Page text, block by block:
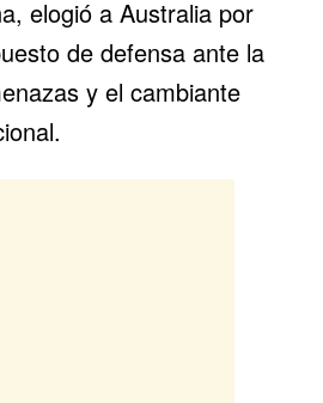
elogió a Australia por
de defensa ante la
y el cambiante